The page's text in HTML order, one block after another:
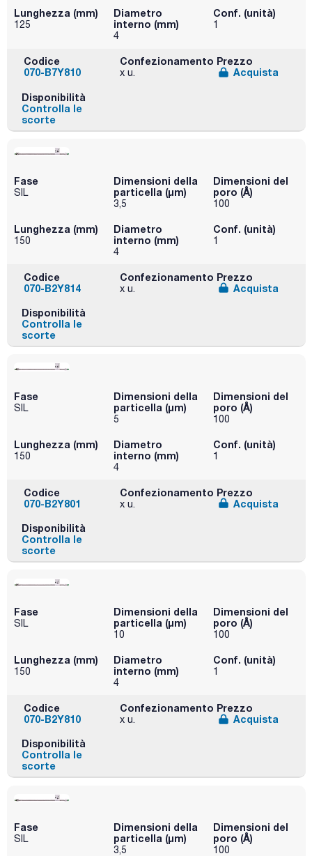
Lunghezza (mm)
125
Diametro
interno (mm)
4
Conf. (unità)
1
Codice
070-B7Y810
Confezionamento
x u.
Prezzo
Acquista
Disponibilità
Controlla le
scorte
Fase
SIL
Dimensioni della
particella (μm)
3,5
Dimensioni del
poro (Å)
100
Lunghezza (mm)
150
Diametro
interno (mm)
4
Conf. (unità)
1
Codice
070-B2Y814
Confezionamento
x u.
Prezzo
Acquista
Disponibilità
Controlla le
scorte
Fase
SIL
Dimensioni della
particella (μm)
5
Dimensioni del
poro (Å)
100
Lunghezza (mm)
150
Diametro
interno (mm)
4
Conf. (unità)
1
Codice
070-B2Y801
Confezionamento
x u.
Prezzo
Acquista
Disponibilità
Controlla le
scorte
Fase
SIL
Dimensioni della
particella (μm)
10
Dimensioni del
poro (Å)
100
Lunghezza (mm)
150
Diametro
interno (mm)
4
Conf. (unità)
1
Codice
070-B2Y810
Confezionamento
x u.
Prezzo
Acquista
Disponibilità
Controlla le
scorte
Fase
SIL
Dimensioni della
particella (μm)
3,5
Dimensioni del
poro (Å)
100